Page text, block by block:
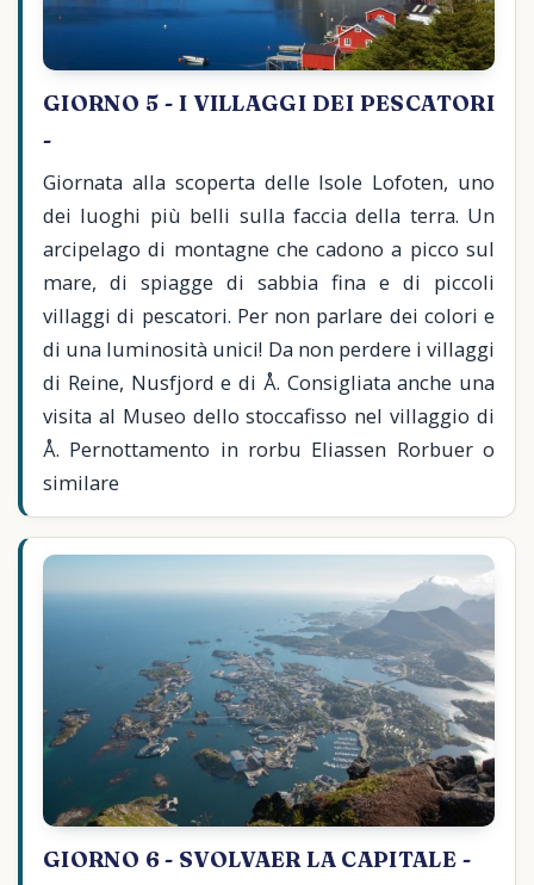
GIORNO 5 - I VILLAGGI DEI PESCATORI
-
Giornata alla scoperta delle Isole Lofoten, uno
dei luoghi più belli sulla faccia della terra. Un
arcipelago di montagne che cadono a picco sul
mare, di spiagge di sabbia fina e di piccoli
villaggi di pescatori. Per non parlare dei colori e
di una luminosità unici! Da non perdere i villaggi
di Reine, Nusfjord e di Å. Consigliata anche una
visita al Museo dello stoccafisso nel villaggio di
Å. Pernottamento in rorbu Eliassen Rorbuer o
similare
GIORNO 6 - SVOLVAER LA CAPITALE -